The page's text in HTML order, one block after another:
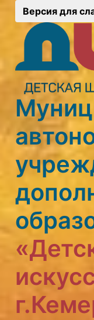
Версия для